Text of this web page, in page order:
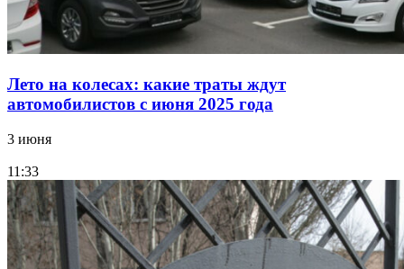
Лето на колесах: какие траты ждут
автомобилистов с июня 2025 года
3 июня
11:33